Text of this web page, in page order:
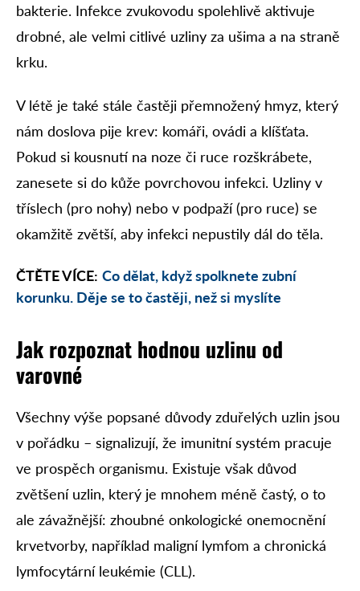
bakterie. Infekce zvukovodu spolehlivě aktivuje
drobné, ale velmi citlivé uzliny za ušima a na straně
krku.
V létě je také stále častěji přemnožený hmyz, který
nám doslova pije krev: komáři, ovádi a klíšťata.
Pokud si kousnutí na noze či ruce rozškrábete,
zanesete si do kůže povrchovou infekci. Uzliny v
tříslech (pro nohy) nebo v podpaží (pro ruce) se
okamžitě zvětší, aby infekci nepustily dál do těla.
ČTĚTE VÍCE: Co dělat, když spolknete zubní
korunku. Děje se to častěji, než si myslíte
Jak rozpoznat hodnou uzlinu od
varovné
Všechny výše popsané důvody zduřelých uzlin jsou
v pořádku – signalizují, že imunitní systém pracuje
ve prospěch organismu. Existuje však důvod
zvětšení uzlin, který je mnohem méně častý, o to
ale závažnější: zhoubné onkologické onemocnění
krvetvorby, například maligní lymfom a chronická
lymfocytární leukémie (CLL).